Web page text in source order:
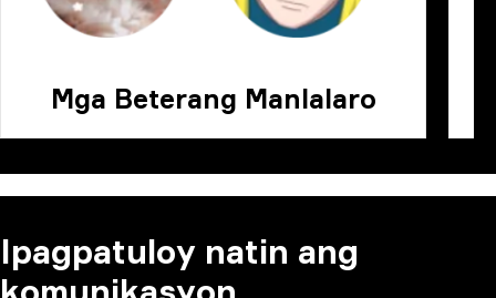
Mga Beterang Manlalaro
Ipagpatuloy natin ang